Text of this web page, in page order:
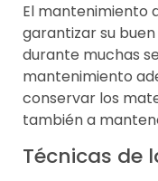
El mantenimiento
garantizar su
durante muchas
mantenimiento
conservar los
también a
Técnicas de